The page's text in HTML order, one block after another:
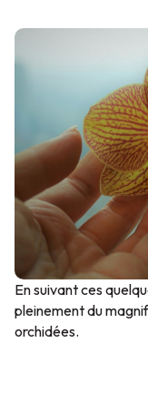
En suivant ces
pleinement du
orchidées.